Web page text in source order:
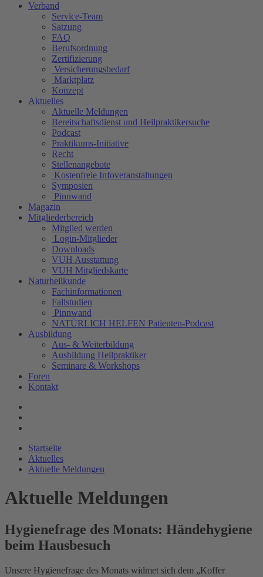
Verband
Service-Team
Satzung
FAQ
Berufsordnung
Zertifizierung
Versicherungsbedarf
Marktplatz
Konzept
Aktuelles
Aktuelle Meldungen
Bereitschaftsdienst und Heilpraktikersuche
Podcast
Praktikums-Initiative
Recht
Stellenangebote
Kostenfreie Infoveranstaltungen
Symposien
Pinnwand
Magazin
Mitgliederbereich
Mitglied werden
Login-Mitglieder
Downloads
VUH Ausstattung
VUH Mitgliedskarte
Naturheilkunde
Fachinformationen
Fallstudien
Pinnwand
NATÜRLICH HELFEN Patienten-Podcast
Ausbildung
Aus- & Weiterbildung
Ausbildung Heilpraktiker
Seminare & Workshops
Foren
Kontakt
Startseite
Aktuelles
Aktuelle Meldungen
Aktuelle Meldungen
Hygienefrage des Monats: Händehygiene
beim Hausbesuch
Unsere Hygienefrage des Monats widmet sich dem „Koffer